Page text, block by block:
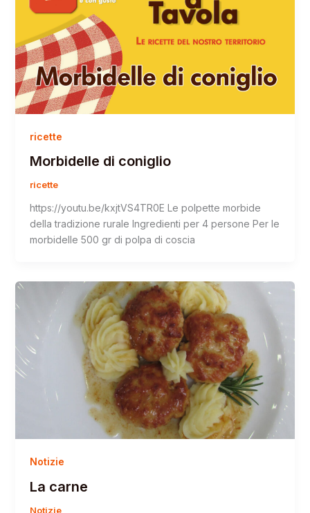
ricette
Morbidelle di coniglio
ricette
https://youtu.be/kxjtVS4TR0E Le polpette morbide
della tradizione rurale Ingredienti per 4 persone Per le
morbidelle 500 gr di polpa di coscia
Notizie
La carne
Notizie